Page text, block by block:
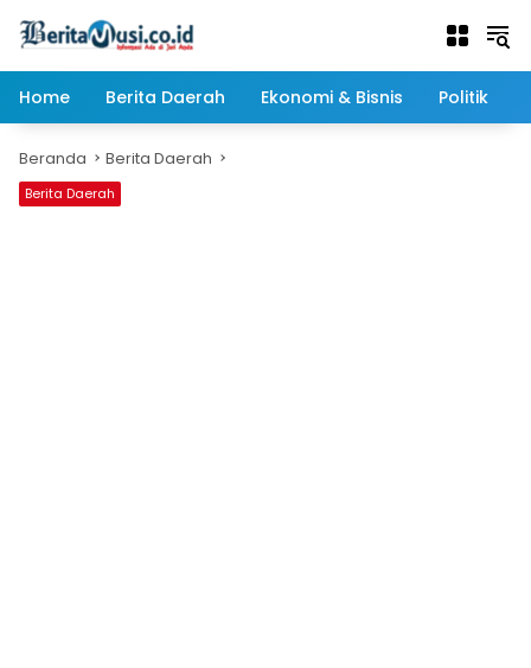
Home
Berita Daerah Ekonomi & Bisnis Politik
Beranda Berita Daerah
Berita Daerah